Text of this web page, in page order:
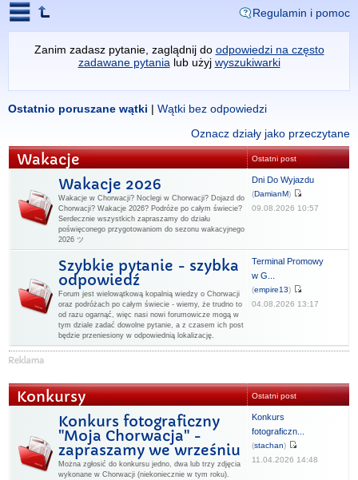
Regulamin i pomoc
Zanim zadasz pytanie, zaglądnij do odpowiedzi na często
zadawane pytania lub użyj wyszukiwarki
Ostatnio poruszane wątki | Wątki bez odpowiedzi
Oznacz działy jako przeczytane
Wakacje Ostatni post
Wakacje 2026
Wakacje w Chorwacji? Noclegi w Chorwacji? Dojazd do
Chorwacji? Wakacje 2026? Podróże po całym świecie?
Serdecznie wszystkich zapraszamy do działu
poświęconego przygotowaniom do sezonu wakacyjnego
2026 ツ
Dni Do Wyjazdu
(DamianM)
09.08.2026 10:57
Szybkie pytanie - szybka
odpowiedź
Forum jest wielowątkową kopalnią wiedzy o Chorwacji
oraz podróżach po całym świecie - wiemy, że trudno to
od razu ogarnąć, więc nasi nowi forumowicze mogą w
tym dziale zadać dowolne pytanie, a z czasem ich post
będzie przeniesiony w odpowiednią lokalizację.
Terminal Promowy
w G...
(empire13)
04.08.2026 13:17
Konkursy Ostatni post
Konkurs fotograficzny
"Moja Chorwacja" -
zapraszamy we wrześniu
Można zgłosić do konkursu jedno, dwa lub trzy zdjęcia
wykonane w Chorwacji (niekoniecznie w tym roku).
Konkurs
fotograficzn...
(stachan)
11.04.2026 14:48